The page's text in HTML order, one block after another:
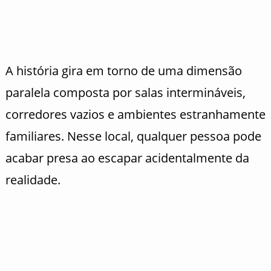
A história gira em torno de uma dimensão
paralela composta por salas intermináveis,
corredores vazios e ambientes estranhamente
familiares. Nesse local, qualquer pessoa pode
acabar presa ao escapar acidentalmente da
realidade.